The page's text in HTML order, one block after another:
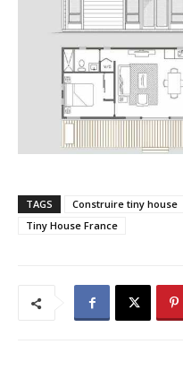
TAGS Construire tiny house
Tiny House France